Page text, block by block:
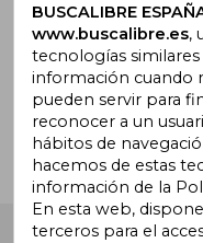
¿Necesitas ayuda?
Ir a Centro de Soporte
Buscalibre España . Calle
BUSCALIBRE
www.buscalibre.es,
tecnologías
información cuando
pueden servir para
reconocer a un
hábitos de
hacemos de estas
información de la
En esta web,
terceros para el